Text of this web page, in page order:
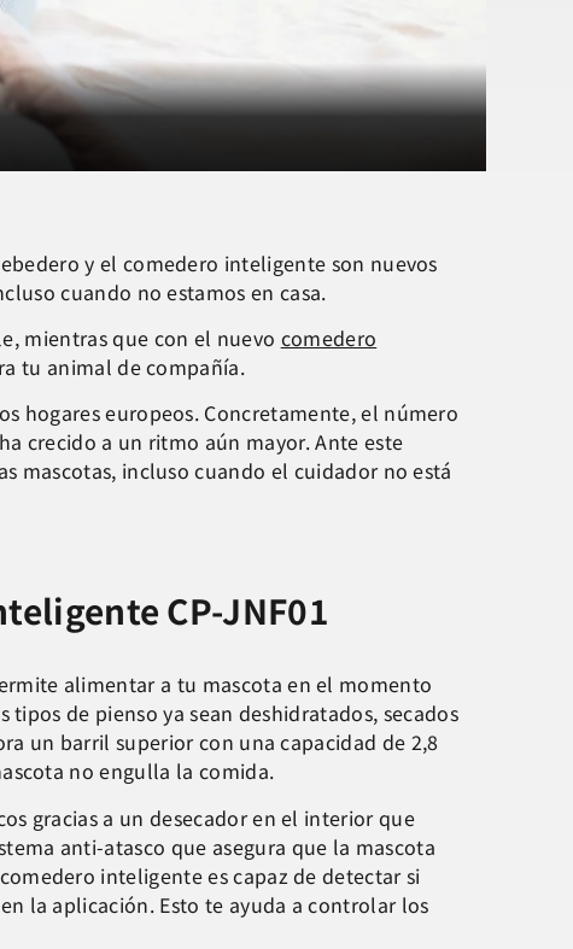
y el comedero inteligente son nuevos
cuando no estamos en casa.
mientras que con el nuevo comedero
tu animal de compañía.
hogares europeos. Concretamente, el número
crecido a un ritmo aún mayor. Ante este
mascotas, incluso cuando el cuidador no está
CP-JNF01
alimentar a tu mascota en el momento
de pienso ya sean deshidratados, secados
un barril superior con una capacidad de 2,8
no engulla la comida.
gracias a un desecador en el interior que
anti-atasco que asegura que la mascota
inteligente es capaz de detectar si
la aplicación. Esto te ayuda a controlar los